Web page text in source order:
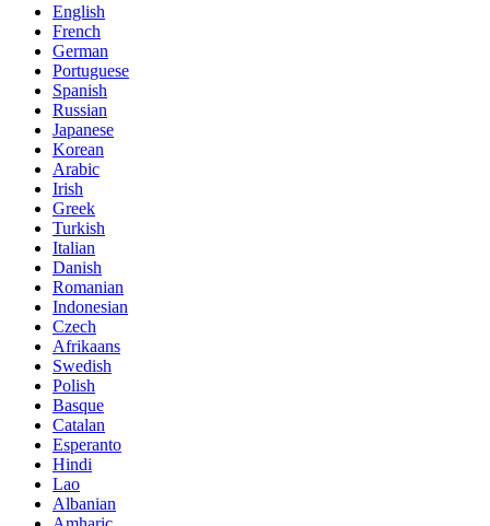
English
French
German
Portuguese
Spanish
Russian
Japanese
Korean
Arabic
Irish
Greek
Turkish
Italian
Danish
Romanian
Indonesian
Czech
Afrikaans
Swedish
Polish
Basque
Catalan
Esperanto
Hindi
Lao
Albanian